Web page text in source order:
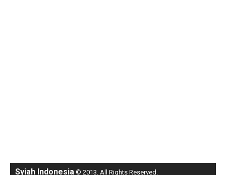
Syiah Indonesia © 2013. All Rights Reserved.